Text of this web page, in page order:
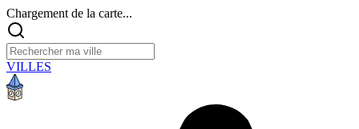
Chargement de la carte...
VILLES